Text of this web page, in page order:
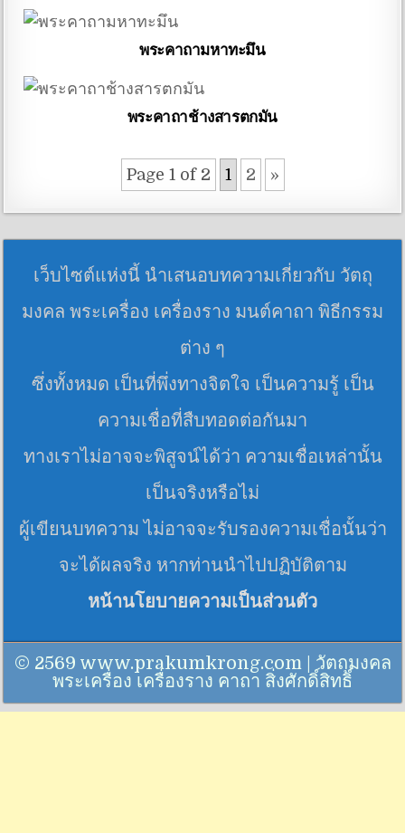
พระคาถามหาทะมึน
พระคาถาช้างสารตกมัน
Page 1 of 2 1 2 »
เว็บไซต์แห่งนี้ นำเสนอบทความเกี่ยวกับ วัตถุ
มงคล พระเครื่อง เครื่องราง มนต์คาถา พิธีกรรม
ต่าง ๆ
ซึ่งทั้งหมด เป็นที่พึ่งทางจิตใจ เป็นความรู้ เป็น
ความเชื่อที่สืบทอดต่อกันมา
ทางเราไม่อาจจะพิสูจน์ได้ว่า ความเชื่อเหล่านั้น
เป็นจริงหรือไม่
ผู้เขียนบทความ ไม่อาจจะรับรองความเชื่อนั้นว่า
จะได้ผลจริง หากท่านนำไปปฏิบัติตาม
หน้านโยบายความเป็นส่วนตัว
© 2569 www.prakumkrong.com | วัตถุมงคล
พระเครื่อง เครื่องราง คาถา สิ่งศักดิ์สิทธิ์